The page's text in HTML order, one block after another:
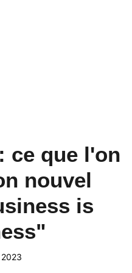
ce que l'on
nouvel
is